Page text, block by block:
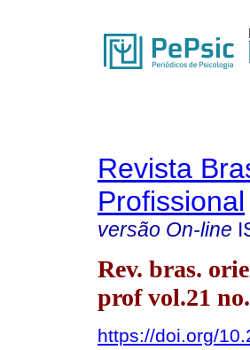
Revista
Profissional
versão On-line
Rev. bras.
prof vol.21
https://doi.org/